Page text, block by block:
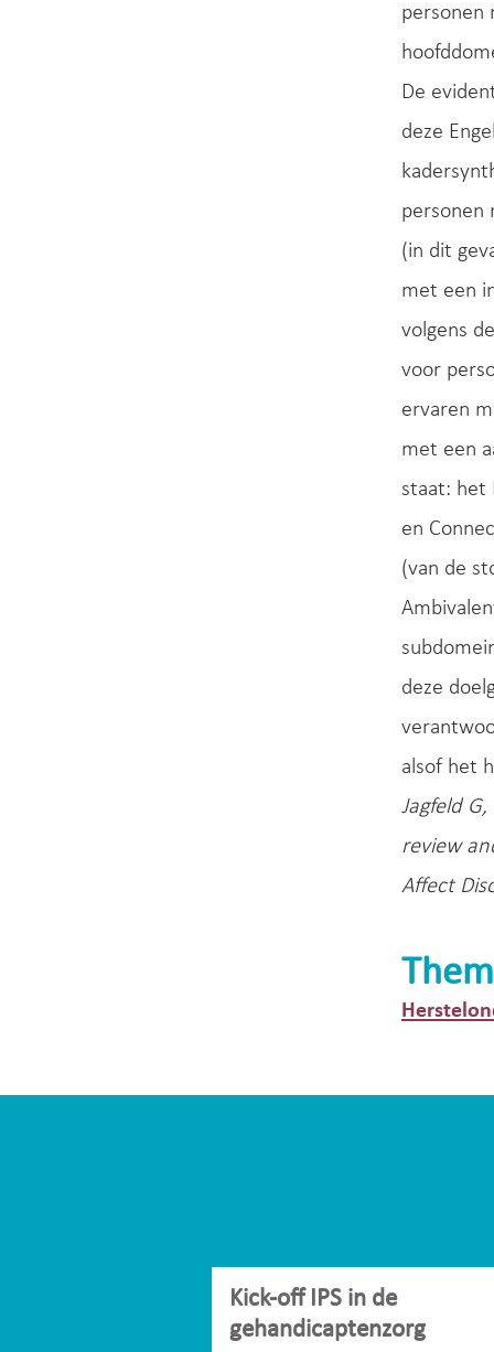
personen
De
deze
personen
(in dit
met een
volgens
voor
ervaren
met een
staat: het
en
(van de
deze
alsof het
Jagfeld
review
Affect
Kick-off IPS in de
gehandicaptenzorg